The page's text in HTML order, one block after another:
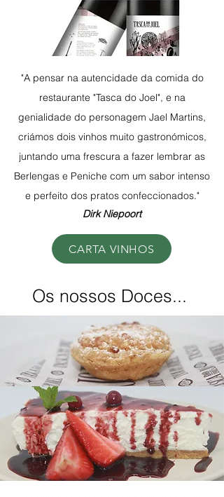
"A pensar na autencidade da comida do
restaurante "Tasca do Joel", e na
genialidade do personagem Jael Martins,
criámos dois vinhos muito gastronómicos,
juntando uma frescura a fazer lembrar as
Berlengas e Peniche com um sabor intenso
e perfeito dos pratos confeccionados."
Dirk Niepoort
CARTA VINHOS
Os nossos Doces...